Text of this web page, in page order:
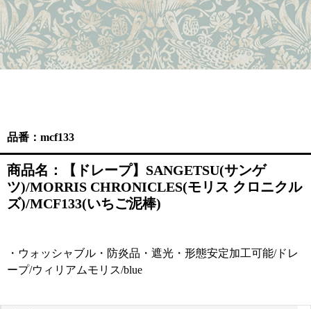
品番：mcf133
商品名：【ドレープ】SANGETSU(サンゲ
ツ)/MORRIS CHRONICLES(モリス クロニクル
ズ)/MCF133(いちご泥棒)
・ウォッシャブル・防炎品・遮光・形態安定加工可能/ドレ
ープ/ウィリアムモリス/blue